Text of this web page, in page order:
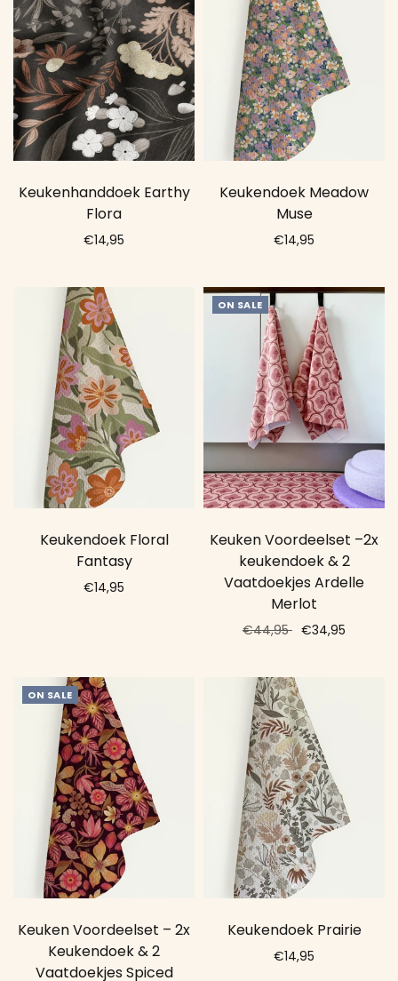
Keukenhanddoek Earthy
Flora
€14,95
Keukendoek Meadow
Muse
€14,95
Keukendoek Floral
Fantasy
€14,95
ON SALE
Keuken Voordeelset –2x
keukendoek & 2
Vaatdoekjes Ardelle
Merlot
€44,95 €34,95
ON SALE
Keuken Voordeelset – 2x
Keukendoek & 2
Vaatdoekjes Spiced
Keukendoek Prairie
€14,95